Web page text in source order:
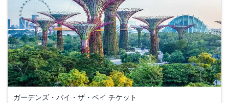
ガーデンズ・バイ・ザ・ベイ チケット